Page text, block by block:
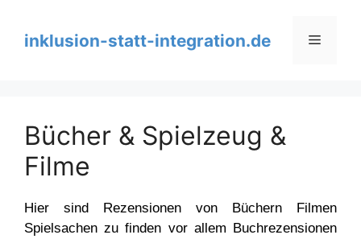
springeninklusion-statt-integration.de Menü
Bücher & Spielzeug &
Filme
Hier sind Rezensionen von Büchern Filmen
Spielsachen zu finden vor allem Buchrezensionen